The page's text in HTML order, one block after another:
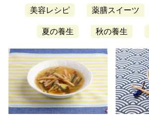
美容レシピ 薬膳スイーツ
夏の養生 秋の養生